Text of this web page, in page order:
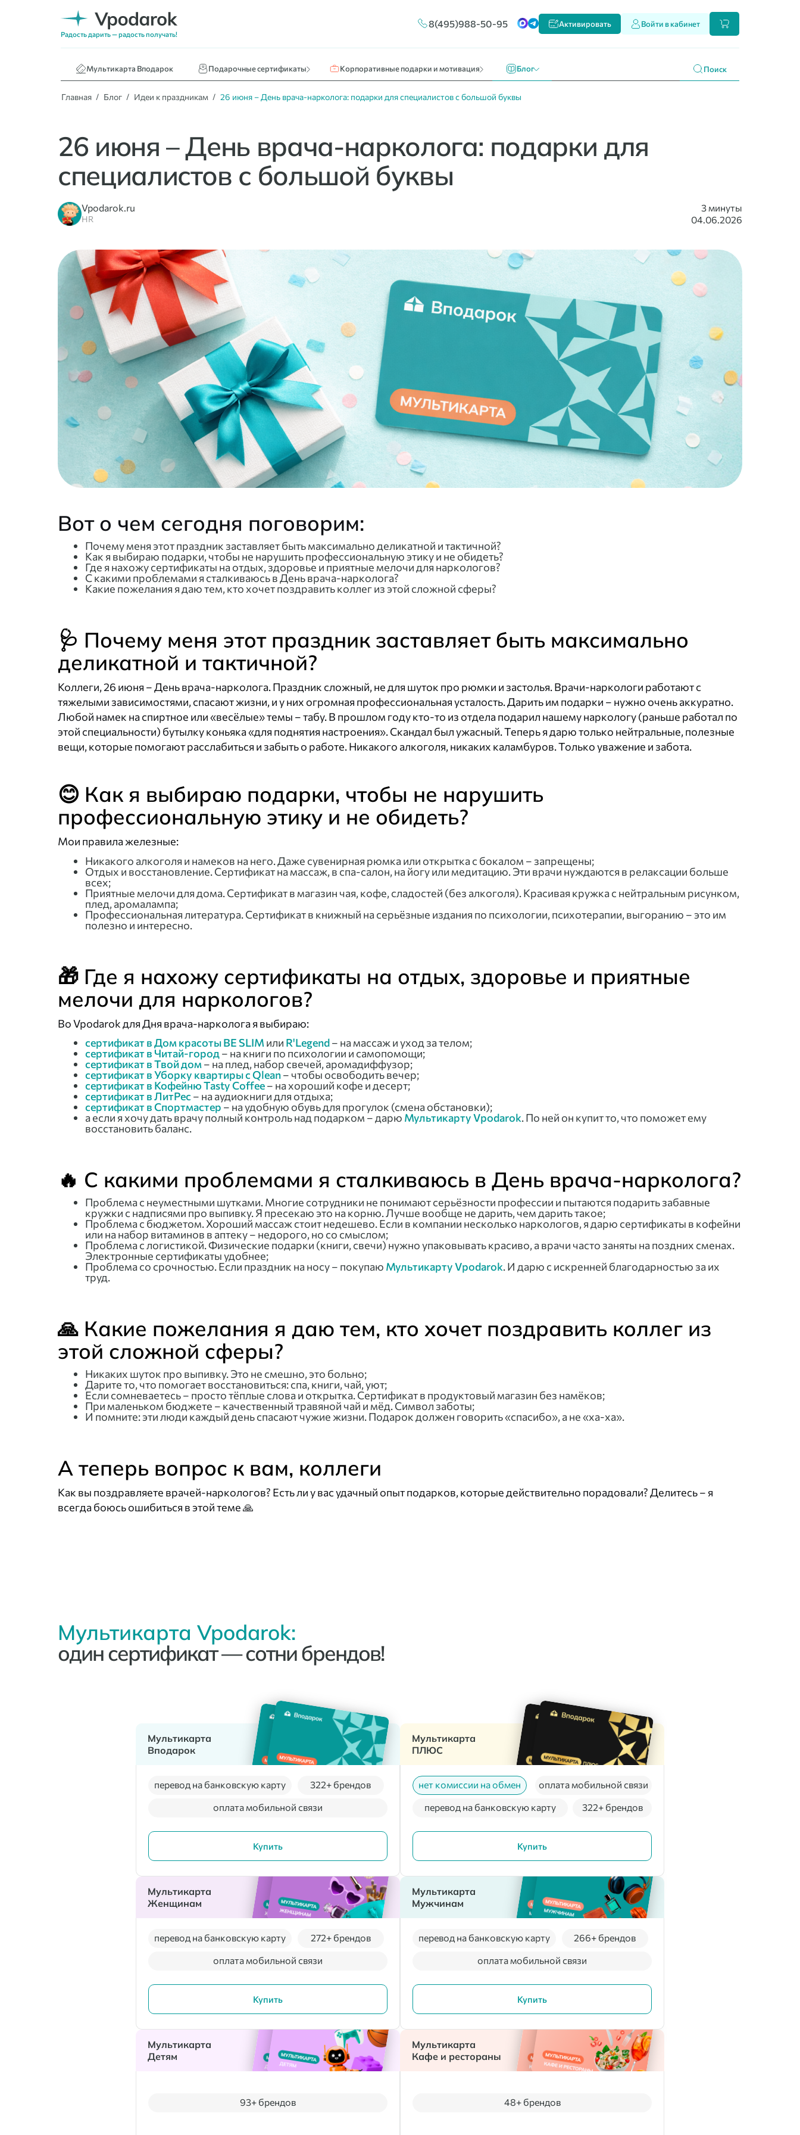
Радость дарить — радость получать!
8(495)988-50-95 Активировать Войти в кабинет
Мультикарта Вподарок Подарочные сертификаты
Кино, театр, развлечения
Книги
Корпоративные подарки и мотивация
Массовые выплаты
Блог
О нас и наших продуктах
Идеи к праздникам
Поиск
Главная Блог Идеи к праздникам 26 июня – День врача-нарколога: подарки для специалистов с большой буквы
26 июня – День врача-нарколога: подарки для
специалистов с большой буквы
Vpodarok.ru
HR
3 минуты
04.06.2026
Вот о чем сегодня поговорим:
Почему меня этот праздник заставляет быть максимально деликатной и тактичной?
Как я выбираю подарки, чтобы не нарушить профессиональную этику и не обидеть?
Где я нахожу сертификаты на отдых, здоровье и приятные мелочи для наркологов?
С какими проблемами я сталкиваюсь в День врача-нарколога?
Какие пожелания я даю тем, кто хочет поздравить коллег из этой сложной сферы?
🩺 Почему меня этот праздник заставляет быть максимально
деликатной и тактичной?
Коллеги, 26 июня – День врача-нарколога. Праздник сложный, не для шуток про рюмки и застолья. Врачи-наркологи работают с
тяжелыми зависимостями, спасают жизни, и у них огромная профессиональная усталость. Дарить им подарки – нужно очень аккуратно.
Любой намек на спиртное или «весёлые» темы – табу. В прошлом году кто-то из отдела подарил нашему наркологу (раньше работал по
этой специальности) бутылку коньяка «для поднятия настроения». Скандал был ужасный. Теперь я дарю только нейтральные, полезные
вещи, которые помогают расслабиться и забыть о работе. Никакого алкоголя, никаких каламбуров. Только уважение и забота.
😊 Как я выбираю подарки, чтобы не нарушить
профессиональную этику и не обидеть?
Мои правила железные:
Никакого алкоголя и намеков на него. Даже сувенирная рюмка или открытка с бокалом – запрещены;
Отдых и восстановление. Сертификат на массаж, в спа-салон, на йогу или медитацию. Эти врачи нуждаются в релаксации больше
всех;
Приятные мелочи для дома. Сертификат в магазин чая, кофе, сладостей (без алкоголя). Красивая кружка с нейтральным рисунком,
плед, аромалампа;
Профессиональная литература. Сертификат в книжный на серьёзные издания по психологии, психотерапии, выгоранию – это им
полезно и интересно.
🎁 Где я нахожу сертификаты на отдых, здоровье и приятные
мелочи для наркологов?
Во Vpodarok для Дня врача-нарколога я выбираю:
сертификат в Дом красоты BE SLIM или R'Legend– на массаж и уход за телом;
сертификат в Читай-город– на книги по психологии и самопомощи;
сертификат в Твой дом– на плед, набор свечей, аромадиффузор;
сертификат в Уборку квартиры с Qlean– чтобы освободить вечер;
сертификат в Кофейню Tasty Coffee– на хороший кофе и десерт;
сертификат в ЛитРес – на аудиокниги для отдыха;
сертификат в Спортмастер– на удобную обувь для прогулок (смена обстановки);
а если я хочу дать врачу полный контроль над подарком – дарю Мультикарту Vpodarok. По ней он купит то, что поможет ему
восстановить баланс.
🔥 С какими проблемами я сталкиваюсь в День врача-нарколога?
Проблема с неуместными шутками. Многие сотрудники не понимают серьёзности профессии и пытаются подарить забавные
кружки с надписями про выпивку. Я пресекаю это на корню. Лучше вообще не дарить, чем дарить такое;
Проблема с бюджетом. Хороший массаж стоит недешево. Если в компании несколько наркологов, я дарю сертификаты в кофейни
или на набор витаминов в аптеку – недорого, но со смыслом;
Проблема с логистикой. Физические подарки (книги, свечи) нужно упаковывать красиво, а врачи часто заняты на поздних сменах.
Электронные сертификаты удобнее;
Проблема со срочностью. Если праздник на носу – покупаю Мультикарту Vpodarok. И дарю с искренней благодарностью за их
труд.
🙏 Какие пожелания я даю тем, кто хочет поздравить коллег из
этой сложной сферы?
Никаких шуток про выпивку. Это не смешно, это больно;
Дарите то, что помогает восстановиться: спа, книги, чай, уют;
Если сомневаетесь – просто тёплые слова и открытка. Сертификат в продуктовый магазин без намёков;
При маленьком бюджете – качественный травяной чай и мёд. Символ заботы;
И помните: эти люди каждый день спасают чужие жизни. Подарок должен говорить «спасибо», а не «ха-ха».
А теперь вопрос к вам, коллеги
Как вы поздравляете врачей-наркологов? Есть ли у вас удачный опыт подарков, которые действительно порадовали? Делитесь – я
всегда боюсь ошибиться в этой теме 🙏
Мультикарта Vpodarok:
один сертификат — сотни брендов!
Мультикарта
Вподарок
оплата мобильной связи
перевод на банковскую карту 322+ брендов
Купить
Мультикарта
ПЛЮС
нет комиссии на обмен
оплата мобильной связи
перевод на банковскую карту
322+ брендов
Купить
Мультикарта
Женщинам
оплата мобильной связи
перевод на банковскую карту 272+ брендов
Купить
Мультикарта
Мужчинам
оплата мобильной связи
перевод на банковскую карту 266+ брендов
Купить
Мультикарта
Детям
93+ брендов
Мультикарта
Кафе и рестораны
48+ брендов